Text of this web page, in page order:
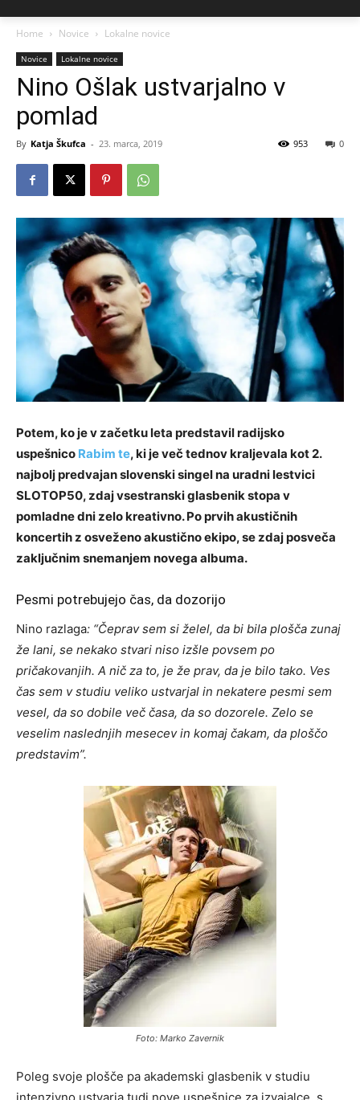
Home Novice Lokalne novice
Novice Lokalne novice
Nino Ošlak ustvarjalno v
pomlad
By Katja Škufca - 23. marca, 2019 0
953
Potem, ko je v začetku leta predstavil radijsko
uspešnico Rabim te, ki je več tednov kraljevala kot 2.
najbolj predvajan slovenski singel na uradni lestvici
SLOTOP50, zdaj vsestranski glasbenik stopa v
pomladne dni zelo kreativno. Po prvih akustičnih
koncertih z osveženo akustično ekipo, se zdaj posveča
zaključnim snemanjem novega albuma.
Pesmi potrebujejo čas, da dozorijo
Nino razlaga: “Čeprav sem si želel, da bi bila plošča zunaj
že lani, se nekako stvari niso izšle povsem po
pričakovanjih. A nič za to, je že prav, da je bilo tako. Ves
čas sem v studiu veliko ustvarjal in nekatere pesmi sem
vesel, da so dobile več časa, da so dozorele. Zelo se
veselim naslednjih mesecev in komaj čakam, da ploščo
predstavim”.
Foto: Marko Zavernik
Poleg svoje plošče pa akademski glasbenik v studiu